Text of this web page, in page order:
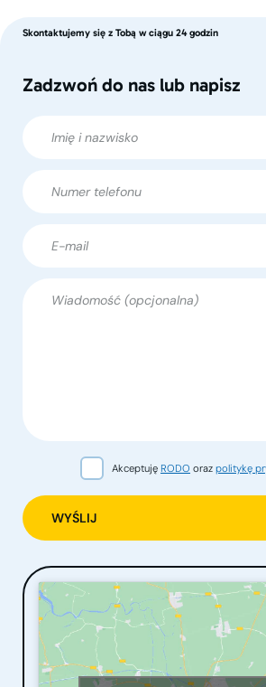
Skontaktujemy się z Tobą w ciągu 24 godzin
Zadzwoń do nas lub napisz
Akceptuję RODO oraz politykę